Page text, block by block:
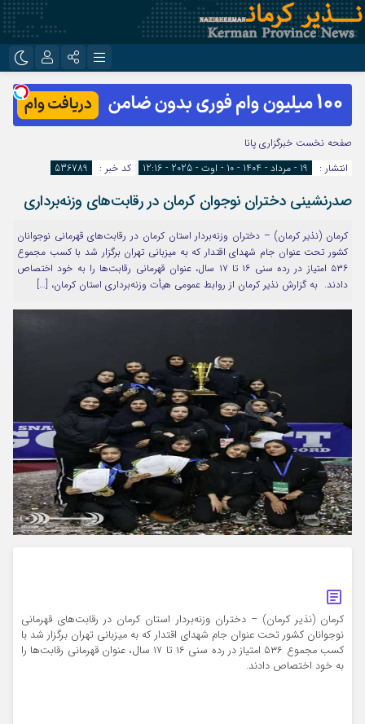
اینستاگرام
تلگرام
نام کاربری یا نشانی ایمیل
رمز عبور
صفحه نخست خبرگزاری پانا
انتشار :
19 - مرداد - 1404 - 10 - اوت - 2025 - 12:16 کد خبر : 536789
صدرنشینی دختران نوجوان کرمان در رقابت‌های وزنه‌برداری
کرمان (نذیر کرمان) – دختران وزنه‌بردار استان کرمان در رقابت‌های قهرمانی نوجوانان
کشور تحت عنوان جام شهدای اقتدار که به میزبانی تهران برگزار شد با کسب مجموع
۵۳۶ امتیاز در رده سنی ۱۶ تا ۱۷ سال، عنوان قهرمانی رقابت‌ها را به خود اختصاص
دادند. به گزارش نذیر کرمان از روابط عمومی هیأت وزنه‌برداری استان کرمان، […]
کرمان (نذیر کرمان) – دختران وزنه‌بردار استان کرمان در رقابت‌های قهرمانی
نوجوانان کشور تحت عنوان جام شهدای اقتدار که به میزبانی تهران برگزار شد با
کسب مجموع ۵۳۶ امتیاز در رده سنی ۱۶ تا ۱۷ سال، عنوان قهرمانی رقابت‌ها را
به خود اختصاص دادند.